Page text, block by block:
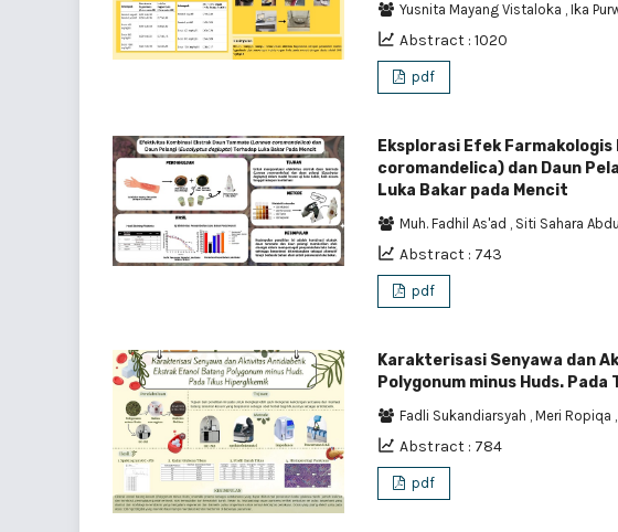
Yusnita Mayang Vistaloka Ika
Abstract : 1020
pdf
Eksplorasi Efek
coromandelica) dan Daun
Luka Bakar pada Mencit
Muh. Fadhil As'ad Siti Sahara
Abstract : 743
pdf
Karakterisasi Senyawa dan
Polygonum minus Huds.
Fadli Sukandiarsyah Meri Ropiqa
Abstract : 784
pdf